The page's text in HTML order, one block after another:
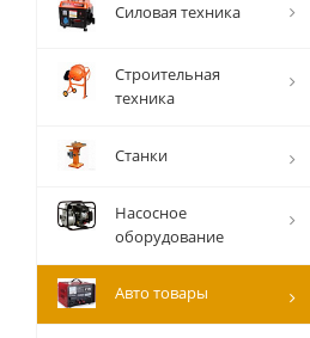
Силовая техника
Строительная
техника
Станки
Насосное
оборудование
Авто товары